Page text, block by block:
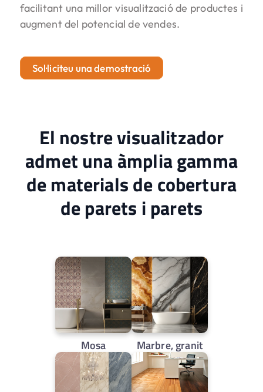
facilitant una millor visualització de productes i
augment del potencial de vendes.
Sol·liciteu una demostració
El nostre visualitzador
admet una àmplia gamma
de materials de cobertura
de parets i parets
Mosa Marbre, granit